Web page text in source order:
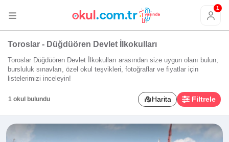
1
Toroslar - Düğdüören Devlet İlkokulları
Toroslar Düğdüören Devlet İlkokulları arasından size uygun olanı bulun;
bursluluk sınavları, özel okul teşvikleri, fotoğraflar ve fiyatlar için
listelerimizi inceleyin!
1 okul bulundu Harita Filtrele